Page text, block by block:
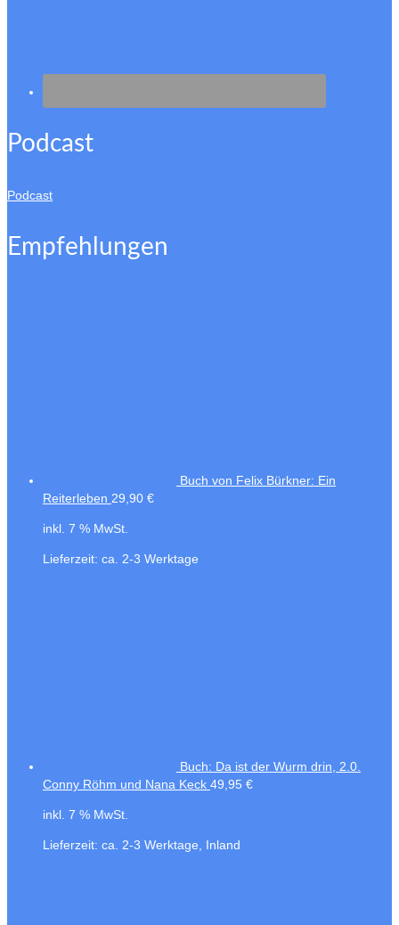
Podcast
Podcast
Empfehlungen
Buch von Felix Bürkner: Ein
Reiterleben 29,90 €
inkl. 7 % MwSt.
Lieferzeit: ca. 2-3 Werktage
Buch: Da ist der Wurm drin, 2.0.
Conny Röhm und Nana Keck 49,95 €
inkl. 7 % MwSt.
Lieferzeit: ca. 2-3 Werktage, Inland